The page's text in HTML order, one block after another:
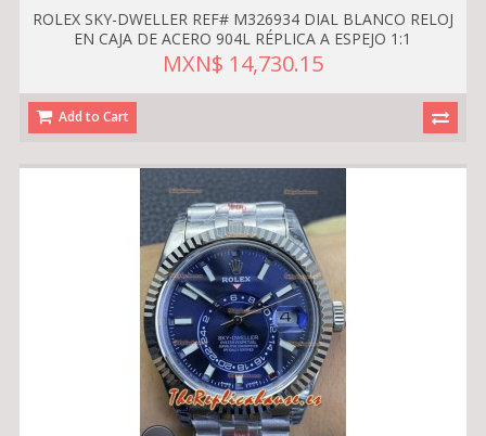
ROLEX SKY-DWELLER REF# M326934 DIAL BLANCO RELOJ
EN CAJA DE ACERO 904L RÉPLICA A ESPEJO 1:1
MXN$ 14,730.15
Add to Cart